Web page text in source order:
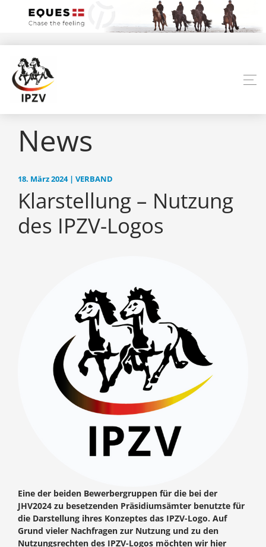
News
18. März 2024 | VERBAND
Klarstellung – Nutzung
des IPZV-Logos
Eine der beiden Bewerbergruppen für die bei der
JHV2024 zu besetzenden Präsidiumsämter benutzte für
die Darstellung ihres Konzeptes das IPZV-Logo. Auf
Grund vieler Nachfragen zur Nutzung und zu den
Nutzungsrechten des IPZV-Logos möchten wir hier